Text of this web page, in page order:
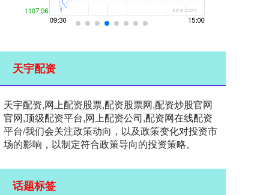
天宇配资
天宇配资,网上配资股票,配资股票网,配资炒股官网
官网,顶级配资平台,网上配资公司,配资网在线配资
平台/我们会关注政策动向，以及政策变化对投资市
场的影响，以制定符合政策导向的投资策略。
话题标签